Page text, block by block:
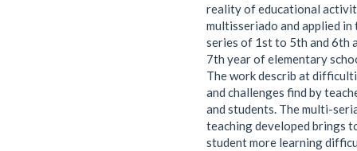
reality of educational
multisseriado and applied in
series of 1st to 5th and 6th
7th year of elementary
The work describ at
and challenges find by
and students. The multi-
teaching developed brings
student more learning